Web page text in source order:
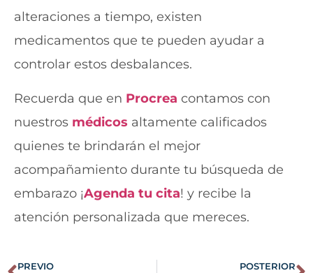
alteraciones a tiempo, existen
medicamentos que te pueden ayudar a
controlar estos desbalances.
Recuerda que en Procrea contamos con
nuestros médicos altamente calificados
quienes te brindarán el mejor
acompañamiento durante tu búsqueda de
embarazo ¡Agenda tu cita! y recibe la
atención personalizada que mereces.
PREVIO POSTERIOR